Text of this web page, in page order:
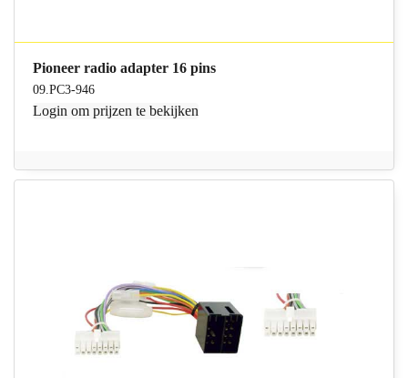
Pioneer radio adapter 16 pins
09.PC3-946
Login om prijzen te bekijken